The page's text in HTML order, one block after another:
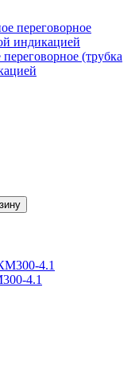
(трубка
4.1